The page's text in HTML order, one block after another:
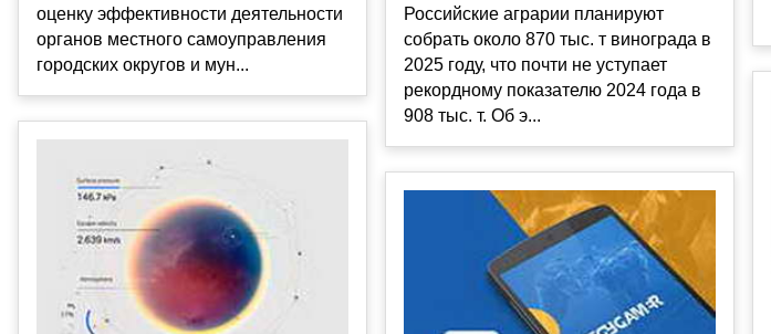
оценку эффективности деятельности
органов местного самоуправления
городских округов и мун...
Российские аграрии планируют
собрать около 870 тыс. т винограда в
2025 году, что почти не уступает
рекордному показателю 2024 года в
908 тыс. т. Об э...